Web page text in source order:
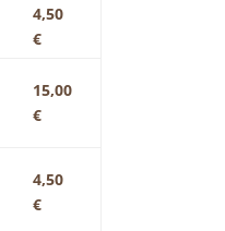
4,50
€
15,00
€
4,50
€